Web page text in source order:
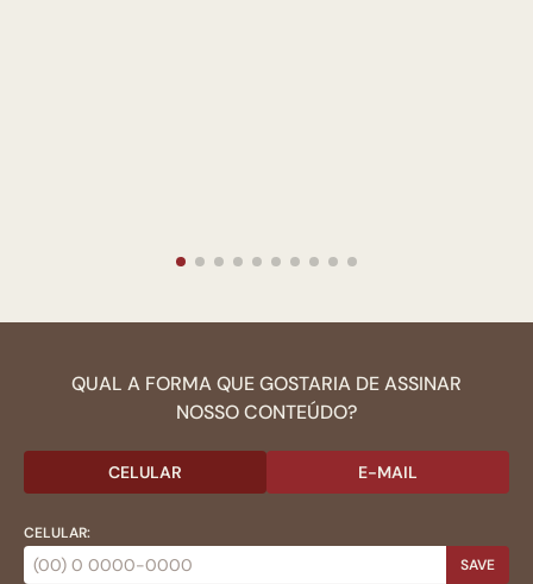
QUAL A FORMA QUE GOSTARIA DE ASSINAR
NOSSO CONTEÚDO?
CELULAR E-MAIL
CELULAR:
SAVE